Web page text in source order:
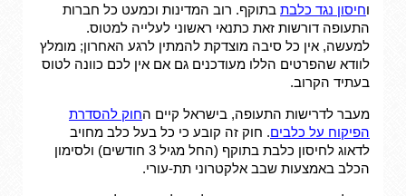
וחיסון נגד כלבת בתוקף. רוב המדינות וכמעט כל חברות
התעופה דורשות זאת כתנאי ראשוני לעלייה למטוס.
למעשה, אין כל סיבה מוצדקת להמתין לרגע האחרון; מומלץ
לוודא שהפרטים הללו מעודכנים גם אם אין לכם כוונה לטוס
בעתיד הקרוב.
מעבר לדרישות התעופה, בישראל קיים החוק להסדרת
הפיקוח על כלבים. חוק זה קובע כי כל בעל כלב מחויב
לדאוג לחיסון כלבת בתוקף (החל מגיל 3 חודשים) ולסימון
הכלב באמצעות שבב אלקטרוני תת-עורי.